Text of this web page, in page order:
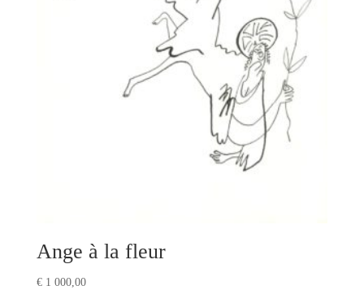
Ange à la fleur
€1 000,00